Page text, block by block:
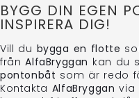
BYGG DIN EGEN
INSPIRERA DIG!
Vill du bygga en flotte
frånAlfaBryggan kan du
pontonbåt som är redo
Kontakta AlfaBryggan via